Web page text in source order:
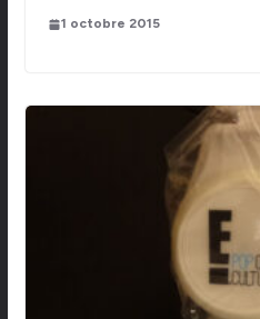
1 octobre 2015